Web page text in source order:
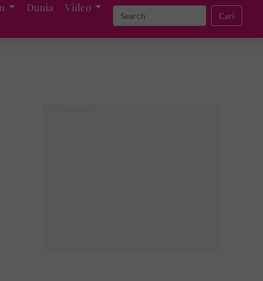
Dunia Video
Cari